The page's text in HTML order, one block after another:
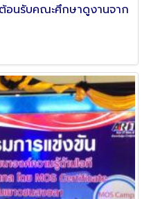
อนรับคณะศึกษาดูงานจาก